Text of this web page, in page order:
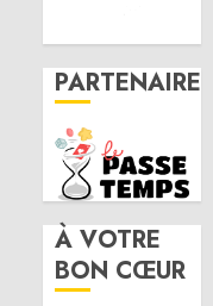
PARTENAIRE
À VOTRE
BON CŒUR